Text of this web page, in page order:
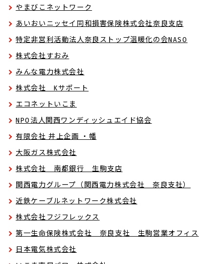
やまびこネットワーク
あいおいニッセイ同和損害保険株式会社奈良支店
特定非営利活動法人奈良ストップ温暖化の会NASO
株式会社すおみ
みんな電力株式会社
株式会社 Kサポート
エコネットいこま
NPO法人関西ワンディッシュエイド協会
有限会社 井上企画 ・幡
大阪ガス株式会社
株式会社 南都銀行 生駒支店
関西電力グループ（関西電力株式会社 奈良支社）
近鉄ケーブルネットワーク株式会社
株式会社フジフレックス
第一生命保険株式会社 奈良支社 生駒営業オフィス
日本電気株式会社